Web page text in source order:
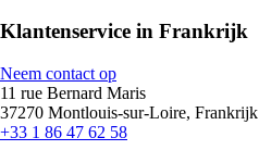
Klantenservice in Frankrijk
Neem contact op
11 rue Bernard Maris
37270 Montlouis-sur-Loire, Frankrijk
+33 1 86 47 62 58